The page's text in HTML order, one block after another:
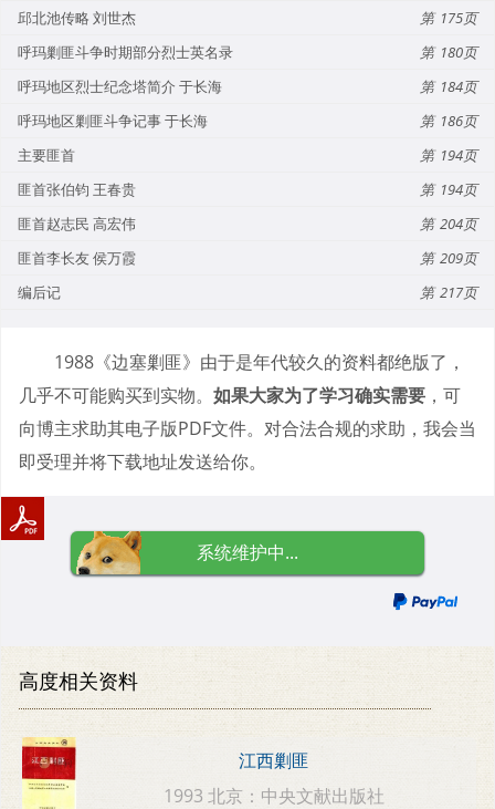
邱北池传略 刘世杰
175
呼玛剿匪斗争时期部分烈士英名录
180
呼玛地区烈士纪念塔简介 于长海
184
呼玛地区剿匪斗争记事 于长海
186
主要匪首
194
匪首张伯钧 王春贵
194
匪首赵志民 高宏伟
204
匪首李长友 侯万霞
209
编后记
217
1988《边塞剿匪》由于是年代较久的资料都绝版了，
几乎不可能购买到实物。 如果大家为了学习确实需要 ，可
向博主求助其电子版PDF文件。对合法合规的求助，我会当
即受理并将下载地址发送给你。
系统维护中...
高度相关资料
江西剿匪
1993 北京：中央文献出版社